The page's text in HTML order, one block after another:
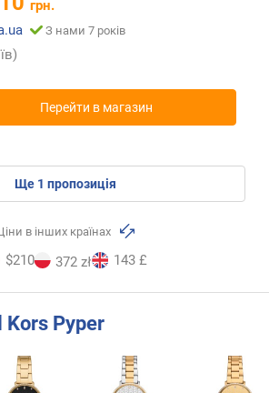
грн.
З нами 7 років
Перейти в магазин
ще 1 пропозиція
в інших країнах
$210 372 zł 143 £
Kors Pyper